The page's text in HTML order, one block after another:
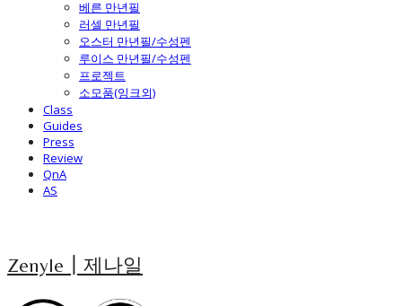
베른 만년필
러셀 만년필
오스터 만년필/수성펜
루이스 만년필/수성펜
프로젝트
소모품(잉크외)
Class
Guides
Press
Review
QnA
AS
Zenyle┃제나일